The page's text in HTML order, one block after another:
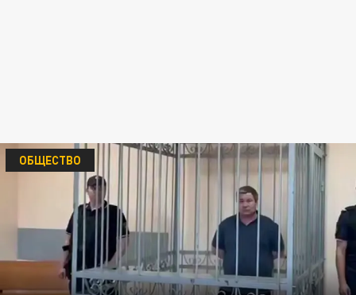
ОБЩЕСТВО